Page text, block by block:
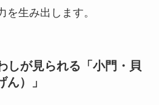
生み出します。
しが見られる「小門・貝
）」